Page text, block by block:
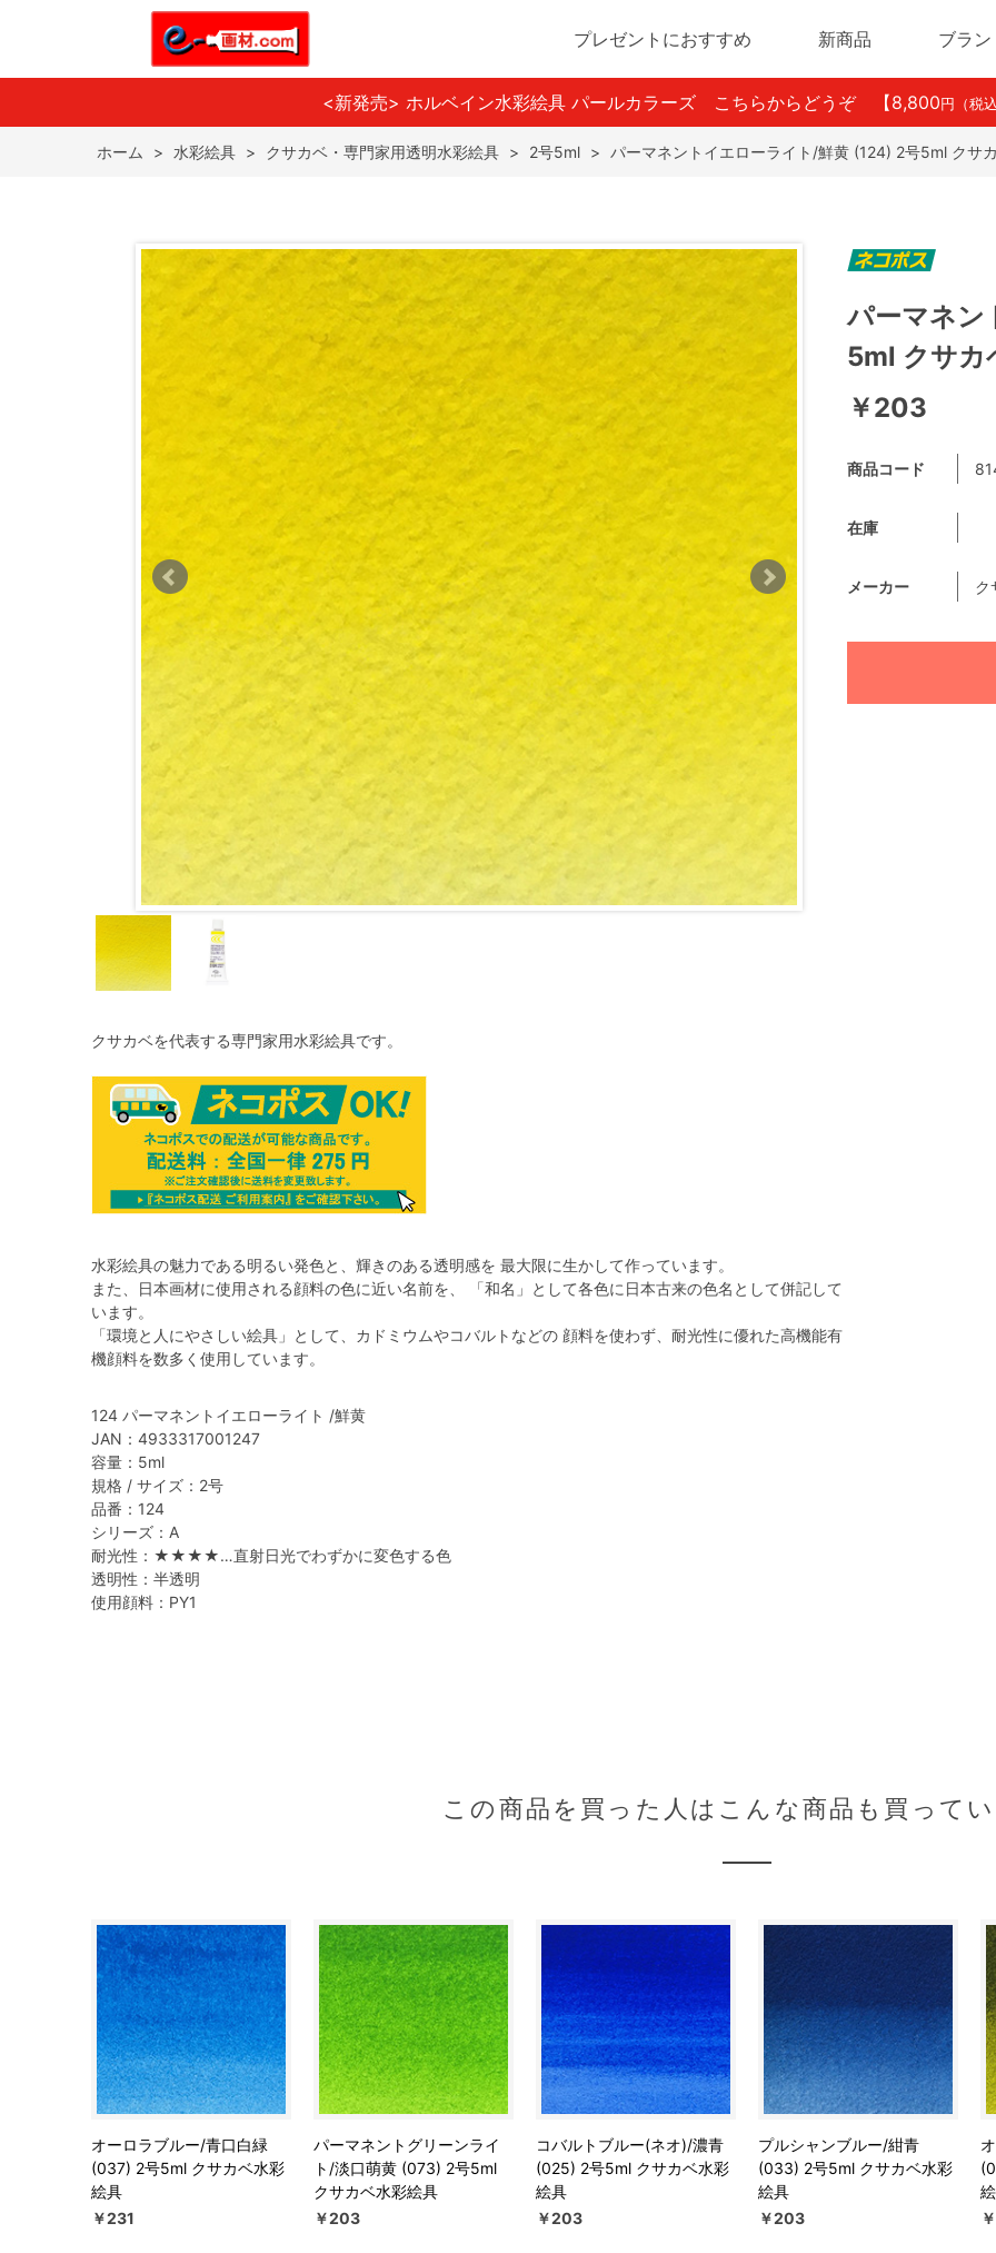
プレゼントにおすすめ 新商品 ブラン
<新発売> ホルベイン水彩絵具 パールカラーズ こちらからどうぞ 【8,800 円（税
ホーム > 水彩絵具 > クサカベ・専門家用透明水彩絵具 > 2号5ml > パーマネントイエローライト/鮮黄 (124) 2号5ml クサ
クサカベを代表する専門家用水彩絵具です。
水彩絵具の魅力である明るい発色と、輝きのある透明感を 最大限に生かして作っています。
また、日本画材に使用される顔料の色に近い名前を、 「和名」として各色に日本古来の色名として併記して
います。
「環境と人にやさしい絵具」として、カドミウムやコバルトなどの 顔料を使わず、耐光性に優れた高機能有
機顔料を数多く使用しています。
124 パーマネントイエローライト /鮮黄
JAN：4933317001247
容量：5ml
規格 / サイズ：2号
品番：124
シリーズ：A
耐光性：★★★★…直射日光でわずかに変色する色
透明性：半透明
使用顔料：PY1
パーマネン
5ml クサカ
￥203
商品コード
在庫
メーカー ク
この商品を買った人はこんな商品も買って
オーロラブルー/青口白緑
(037) 2号5ml クサカベ水彩
絵具
￥231
パーマネントグリーンライ
ト/淡口萌黄 (073) 2号5ml
クサカベ水彩絵具
￥203
コバルトブルー(ネオ)/濃青
(025) 2号5ml クサカベ水彩
絵具
￥203
プルシャンブルー/紺青
(033) 2号5ml クサカベ水彩
絵具
￥203